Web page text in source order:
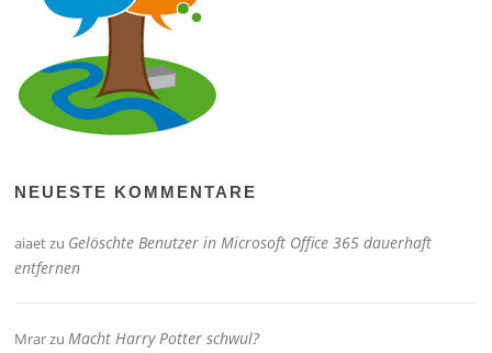
NEUESTE KOMMENTARE
aiaetzu Gelöschte Benutzer in Microsoft Office 365 dauerhaft
entfernen
MrarzuMacht Harry Potter schwul?